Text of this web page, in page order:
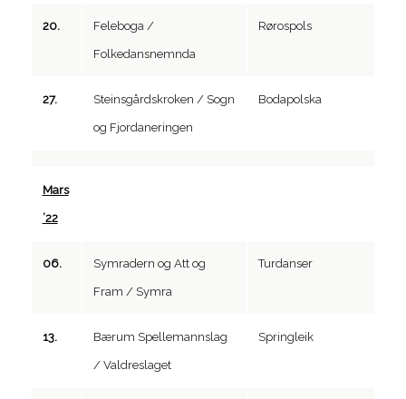
20. Feleboga /
Folkedansnemnda
Rørospols
27. Steinsgårdskroken / Sogn
og Fjordaneringen
Bodapolska
Mars
’22
06. Symradern og Att og
Fram / Symra
Turdanser
13. Bærum Spellemannslag
/ Valdreslaget
Springleik